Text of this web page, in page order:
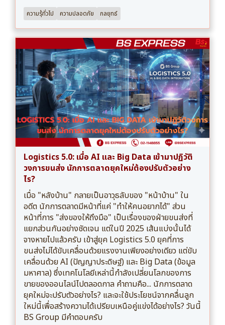
ความรุ้ทั่วไป ความปลอดภัย กลยุทธ์
Logistics 5.0: เมื่อ AI และ Big Data เข้ามาปฏิวัติ
วงการขนส่ง นักการตลาดยุคใหม่ต้องปรับตัวอย่าง
ไร?
เมื่อ "หลังบ้าน" กลายเป็นอาวุธลับของ "หน้าบ้าน" ใน
อดีต นักการตลาดมีหน้าที่แค่ "ทำให้คนอยากได้" ส่วน
หน้าที่การ "ส่งของให้ถึงมือ" เป็นเรื่องของฝ่ายขนส่งที่
แยกส่วนกันอย่างชัดเจน แต่ในปี 2025 เส้นแบ่งนั้นได้
จางหายไปแล้วครับ เข้าสู่ยุค Logistics 5.0 ยุคที่การ
ขนส่งไม่ได้ขับเคลื่อนด้วยแรงงานเพียงอย่างเดียว แต่ขับ
เคลื่อนด้วย AI (ปัญญาประดิษฐ์) และ Big Data (ข้อมูล
มหาศาล) ซึ่งเทคโนโลยีเหล่านี้กำลังเปลี่ยนโลกของการ
ขายของออนไลน์ไปตลอดกาล คำถามคือ... นักการตลาด
ยุคใหม่จะปรับตัวอย่างไร? และจะใช้ประโยชน์จากคลื่นลูก
ใหม่นี้เพื่อสร้างความได้เปรียบเหนือคู่แข่งได้อย่างไร? วันนี้
BS Group มีคำตอบครับ